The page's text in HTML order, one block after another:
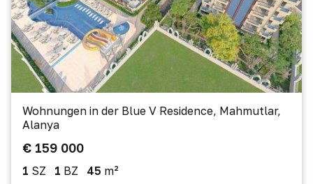
Wohnungen in der Blue V Residence, Mahmutlar,
Alanya
€ 159 000
1 SZ 1 BZ 45 m²